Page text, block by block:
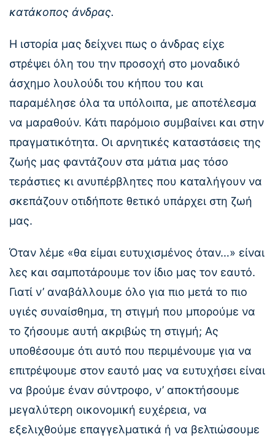
κατάκοπος άνδρας.
Η ιστορία μας δείχνει πως ο άνδρας είχε
στρέψει όλη του την προσοχή στο μοναδικό
άσχημο λουλούδι του κήπου του και
παραμέλησε όλα τα υπόλοιπα, με αποτέλεσμα
να μαραθούν. Κάτι παρόμοιο συμβαίνει και στην
πραγματικότητα. Οι αρνητικές καταστάσεις της
ζωής μας φαντάζουν στα μάτια μας τόσο
τεράστιες κι ανυπέρβλητες που καταλήγουν να
σκεπάζουν οτιδήποτε θετικό υπάρχει στη ζωή
μας.
Όταν λέμε «θα είμαι ευτυχισμένος όταν…» είναι
λες και σαμποτάρουμε τον ίδιο μας τον εαυτό.
Γιατί ν’ αναβάλλουμε όλο για πιο μετά το πιο
υγιές συναίσθημα, τη στιγμή που μπορούμε να
το ζήσουμε αυτή ακριβώς τη στιγμή; Ας
υποθέσουμε ότι αυτό που περιμένουμε για να
επιτρέψουμε στον εαυτό μας να ευτυχήσει είναι
να βρούμε έναν σύντροφο, ν’ αποκτήσουμε
μεγαλύτερη οικονομική ευχέρεια, να
εξελιχθούμε επαγγελματικά ή να βελτιώσουμε